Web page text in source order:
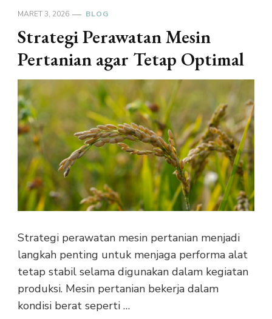
MARET 3, 2026 BLOG
Strategi Perawatan Mesin
Pertanian agar Tetap Optimal
Strategi perawatan mesin pertanian menjadi
langkah penting untuk menjaga performa alat
tetap stabil selama digunakan dalam kegiatan
produksi. Mesin pertanian bekerja dalam
kondisi berat seperti …